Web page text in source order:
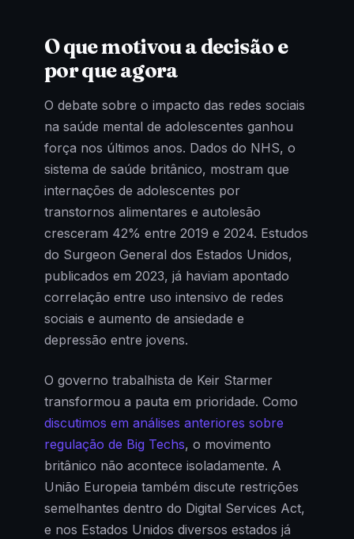
O que motivou a decisão e
por que agora
O debate sobre o impacto das redes sociais
na saúde mental de adolescentes ganhou
força nos últimos anos. Dados do NHS, o
sistema de saúde britânico, mostram que
internações de adolescentes por
transtornos alimentares e autolesão
cresceram 42% entre 2019 e 2024. Estudos
do Surgeon General dos Estados Unidos,
publicados em 2023, já haviam apontado
correlação entre uso intensivo de redes
sociais e aumento de ansiedade e
depressão entre jovens.
O governo trabalhista de Keir Starmer
transformou a pauta em prioridade. Como
discutimos em análises anteriores sobre
regulação de Big Techs, o movimento
britânico não acontece isoladamente. A
União Europeia também discute restrições
semelhantes dentro do Digital Services Act,
e nos Estados Unidos diversos estados já